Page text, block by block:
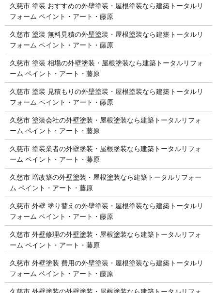
久慈市 塗装 おすすめの外壁塗装・屋根塗装なら建築トータルリ
フォーム ペイント・アート・藤原
久慈市 塗装 無料見積の外壁塗装・屋根塗装なら建築トータルリ
フォーム ペイント・アート・藤原
久慈市 塗装 相場の外壁塗装・屋根塗装なら建築トータルリフォ
ーム ペイント・アート・藤原
久慈市 塗装 見積もりの外壁塗装・屋根塗装なら建築トータルリ
フォーム ペイント・アート・藤原
久慈市 塗装会社の外壁塗装・屋根塗装なら建築トータルリフォ
ーム ペイント・アート・藤原
久慈市 塗装業者の外壁塗装・屋根塗装なら建築トータルリフォ
ーム ペイント・アート・藤原
久慈市 増改築の外壁塗装・屋根塗装なら建築トータルリフォー
ム ペイント・アート・藤原
久慈市 外壁 塗り替えの外壁塗装・屋根塗装なら建築トータルリ
フォーム ペイント・アート・藤原
久慈市 外壁修理の外壁塗装・屋根塗装なら建築トータルリフォ
ーム ペイント・アート・藤原
久慈市 外壁塗装 費用の外壁塗装・屋根塗装なら建築トータルリ
フォーム ペイント・アート・藤原
久慈市 外壁塗装の外壁塗装・屋根塗装なら建築トータルリフォ